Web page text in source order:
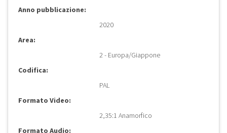
Anno pubblicazione:
2020
Area:
2 - Europa/Giappone
Codifica:
PAL
Formato Video:
2,35:1 Anamorfico
Formato Audio: